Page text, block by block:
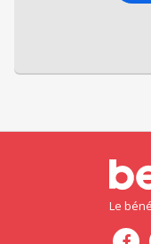
Le